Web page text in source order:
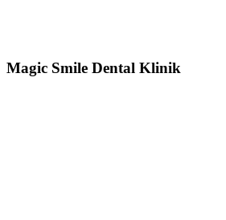
Magic Smile Dental Klinik